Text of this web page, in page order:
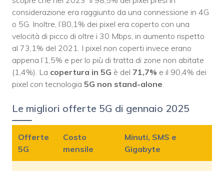
considerazione era raggiunto da una connessione in 4G
o 5G. Inoltre, l’80,1% dei pixel era coperto con una
velocità di picco di oltre i 30 Mbps, in aumento rispetto
al 73,1% del 2021. I pixel non coperti invece erano
appena l’1,5% e per lo più di tratta di zone non abitate
(1,4%). La copertura in 5G è del 71,7% e il 90,4% dei
pixel con tecnologia 5G non stand-alone.
Le migliori offerte 5G di gennaio 2025
Offerte
5G
Costo
mensile
Minuti, SMS e
Gigabyte